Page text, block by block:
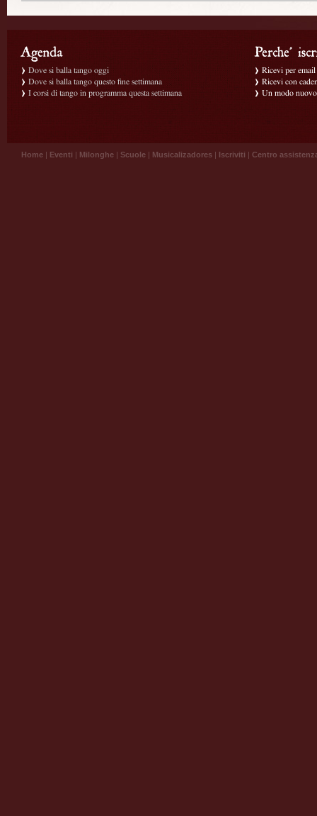
Dove si balla tango oggi
Dove si balla tango questo fine settimana
I corsi di tango in programma questa settimana
Ricevi per
Ricevi con
Un modo
Home | Eventi | Milonghe | Scuole | Musicalizadores | Iscriviti | Centro